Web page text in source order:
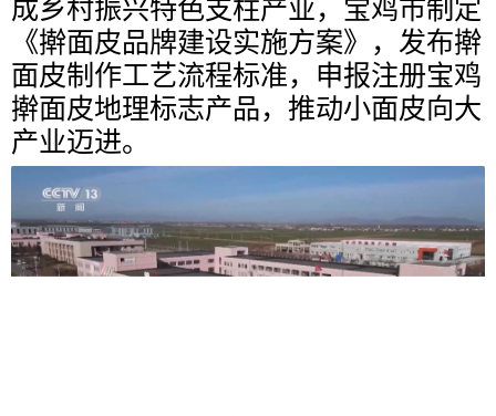
成乡村振兴特色支柱产业，宝鸡市制定
《擀面皮品牌建设实施方案》，发布擀
面皮制作工艺流程标准，申报注册宝鸡
擀面皮地理标志产品，推动小面皮向大
产业迈进。